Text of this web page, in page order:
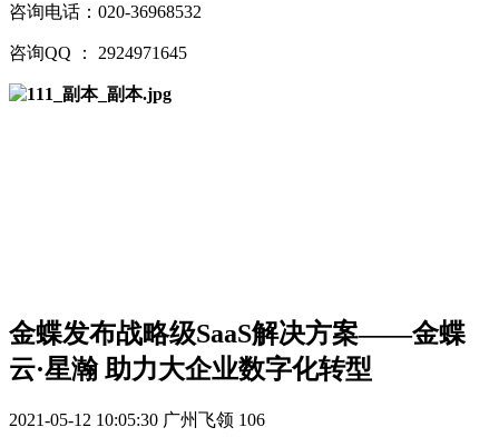
咨询电话：020-36968532
咨询QQ ： 2924971645
金蝶发布战略级SaaS解决方案——金蝶
云·星瀚 助力大企业数字化转型
2021-05-12 10:05:30 广州飞领 106